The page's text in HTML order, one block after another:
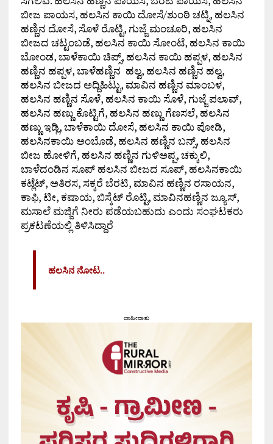
ಬೀಜ ಪಾಯಸ, ಹಲಸಿನ ಕಾಯಿ ದೋಸೆ/ಶುಂಠಿ ಚಟ್ನಿ, ಹಲಸಿನ
ಹಣ್ಣಿನ ದೋಸೆ, ಸೊಳೆ ರೊಟ್ಟಿ, ಗುಜ್ಜೆ ಮಂಚೂರಿ, ಹಲಸಿನ
ಬೀಜದ ಚಟ್ಟಂಬಡೆ, ಹಲಸಿನ ಕಾಯಿ ಸೋಂಟೆ, ಹಲಸಿನ ಕಾಯಿ
ಬೋಂಡ, ಬಾಳೆಕಾಯಿ ಚಿಪ್ಸ್, ಹಲಸಿನ ಕಾಯಿ ಹಪ್ಪಳ, ಹಲಸಿನ
ಹಣ್ಣಿನ ಹಪ್ಪಳ, ಬಾಳೆಹಣ್ಣಿನ ಹಲ್ವ, ಹಲಸಿನ ಹಣ್ಣಿನ ಹಲ್ವ,
ಹಲಸಿನ ಬೀಜದ ಅದ್ದಿಹಿಟ್ಟು, ಮಾವಿನ ಹಣ್ಣಿನ ಮಾಂಬಳ,
ಹಲಸಿನ ಹಣ್ಣಿನ ಸೊಳೆ, ಹಲಸಿನ ಕಾಯಿ ಸೊಳೆ, ಗುಜ್ಜೆ ಪಲಾವ್,
ಹಲಸಿನ ಹಣ್ಣು ಕೊಟ್ಟಿಗೆ, ಹಲಸಿನ ಹಣ್ಣು ಗೆಣಸಲೆ, ಹಲಸಿನ
ಹಣ್ಣು ಇಡ್ಲಿ, ಬಾಳೆಕಾಯಿ ದೋಸೆ, ಹಲಸಿನ ಕಾಯಿ ಪೋಡಿ,
ಹಲಸಿನಕಾಯಿ ಅಂಬೊಡೆ, ಹಲಸಿನ ಹಣ್ಣಿನ ಬನ್ಸ್, ಹಲಸಿನ
ಬೀಜ ಹೋಳಿಗೆ, ಹಲಸಿನ ಹಣ್ಣಿನ ಗುಳಿಅಪ್ಪ, ಚಕ್ಕುಲಿ,
ಬಾಳೆದಂಡಿನ ಸೂಪ್ ಹಲಸಿನ ಬೀಜದ ಸೂಪ್, ಹಲಸಿನಕಾಯಿ
ಕಟ್ಲೆಟ್, ಅತಿರಸ, ಸಕ್ಕರೆ ಬೆರಟಿ, ಮಾವಿನ ಹಣ್ಣಿನ ರಸಾಯನ,
ಕಾಫಿ, ಟೀ, ಕಷಾಯ, ಬಿಸ್ಕೆಟ್ ರೊಟ್ಟಿ, ಮಾವಿನಹಣ್ಣಿನ ಜ್ಯೂಸ್,
ಮಸಾಲೆ ಮಜ್ಜಿಗೆ ನೀರು ಪಡೆಯಬಹುದು ಎಂದು ಸಂಘಟಕರು
ಪ್ರಕಟಣೆಯಲ್ಲಿ ತಿಳಿಸಿದ್ದಾರೆ
ಹಲಸಿನ ನೋಟ..
ಜಾಹೀರಾತು